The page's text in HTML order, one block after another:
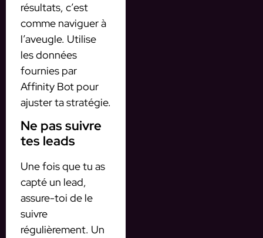
résultats, c’est
comme naviguer à
l’aveugle. Utilise
les données
fournies par
Affinity Bot pour
ajuster ta stratégie.
Ne pas suivre
tes leads
Une fois que tu as
capté un lead,
assure-toi de le
suivre
régulièrement. Un